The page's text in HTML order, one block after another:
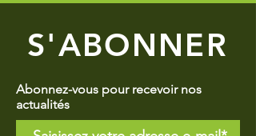
S'ABONNER
Abonnez-vous pour recevoir nos
actualités